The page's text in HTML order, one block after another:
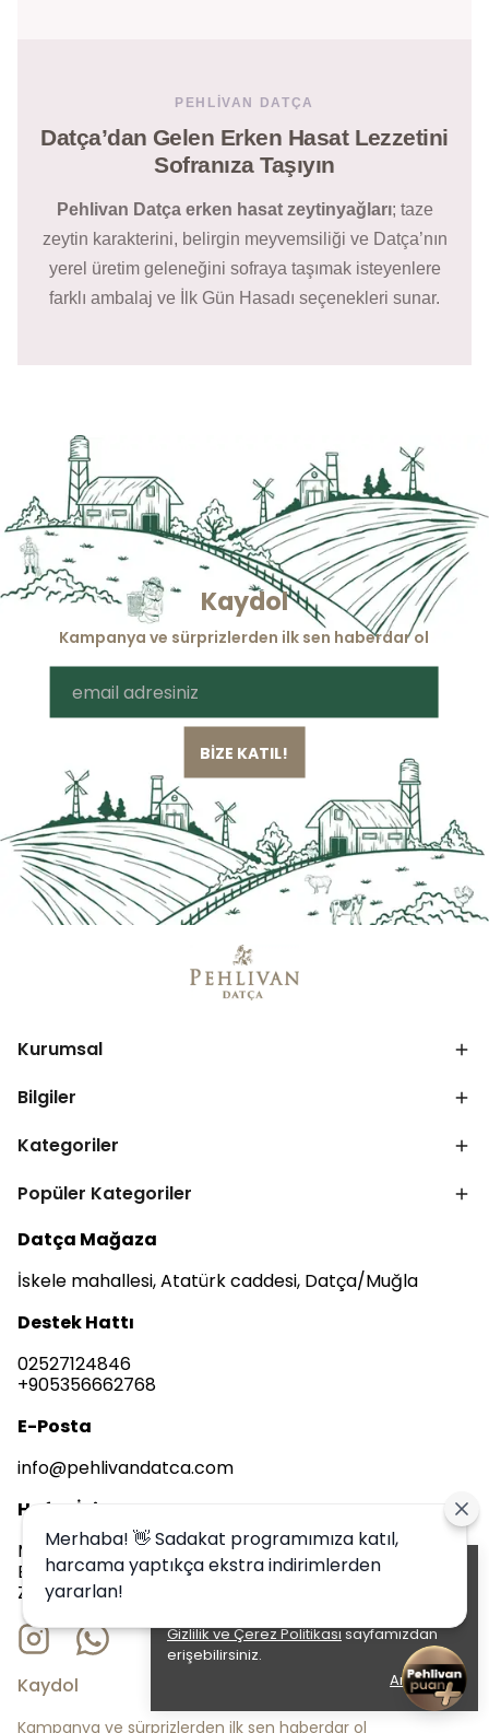
Alışveriş deneyiminizi iyileştirmek için
Gizlilik ve Çerez Politikasısayfamızdan
erişebilirsiniz.
Anladım
PEHLIVAN DATÇA
Datça’dan Gelen Erken Hasat Lezzetini
Sofranıza Taşıyın
Pehlivan Datça erken hasat zeytinyağları; taze
zeytin karakterini, belirgin meyvemsiliği ve Datça’nın
yerel üretim geleneğini sofraya taşımak isteyenlere
farklı ambalaj ve İlk Gün Hasadı seçenekleri sunar.
Kaydol
Kampanya ve sürprizlerden ilk sen haberdar ol
BİZE KATIL!
Kurumsal
Bilgiler
Kategoriler
Popüler Kategoriler
Datça Mağaza
İskele mahallesi, Atatürk caddesi, Datça/Muğla
Destek Hattı
02527124846
+905356662768
E-Posta
info@pehlivandatca.com
Hafta İçi
Merkez Mağaza 08.00 - 24.00
Eski Datça Mağaza 08.00 - 24.00
Zeytincik Mağaza 08.00 - 22.00
Kaydol
Kampanya ve sürprizlerden ilk sen haberdar ol
Merhaba! 👋 Sadakat programımıza katıl,
harcama yaptıkça ekstra indirimlerden
yararlan!